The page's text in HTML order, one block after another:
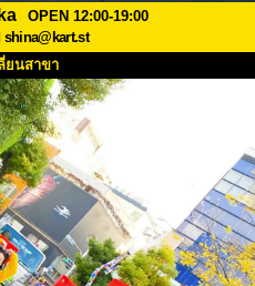
OPEN 12:00-19:00
shina@kart.st
ยนสาขา
แรก
ปค
ากผู้ใช้ คำถามที่พบบ่อย
การจอง
นสาขา